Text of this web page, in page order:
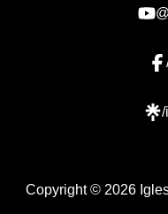
Copyright © 2026